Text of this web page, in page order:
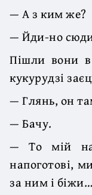
— А з ким же?
— Йди-но
Пішли вони
кукурудзі
— Глянь, он
— Бачу.
— То мій
напоготові,
за ним і біжи…